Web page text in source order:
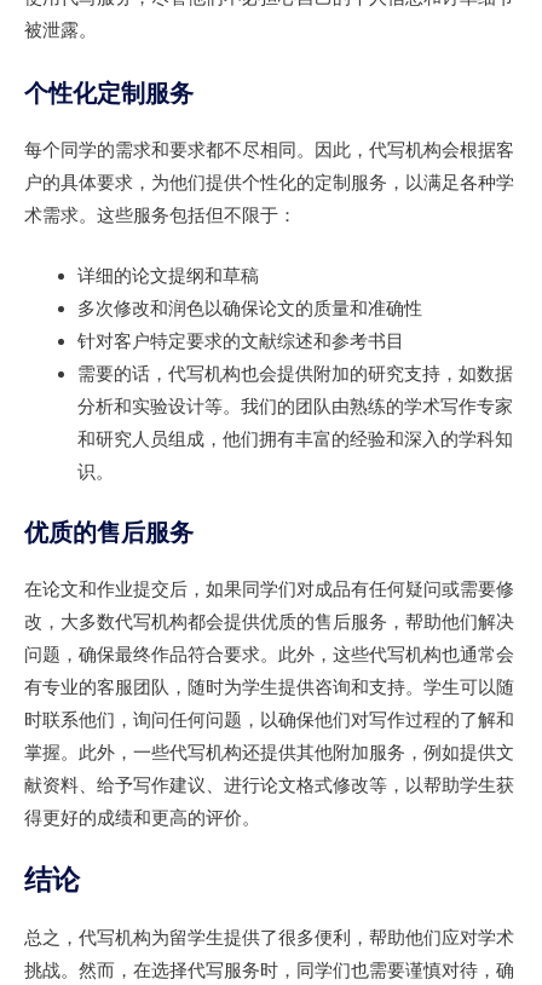
被泄露。
个性化定制服务
每个同学的需求和要求都不尽相同。因此，代写机构会根据客
户的具体要求，为他们提供个性化的定制服务，以满足各种学
术需求。这些服务包括但不限于：
详细的论文提纲和草稿
多次修改和润色以确保论文的质量和准确性
针对客户特定要求的文献综述和参考书目
需要的话，代写机构也会提供附加的研究支持，如数据
分析和实验设计等。我们的团队由熟练的学术写作专家
和研究人员组成，他们拥有丰富的经验和深入的学科知
识。
优质的售后服务
在论文和作业提交后，如果同学们对成品有任何疑问或需要修
改，大多数代写机构都会提供优质的售后服务，帮助他们解决
问题，确保最终作品符合要求。此外，这些代写机构也通常会
有专业的客服团队，随时为学生提供咨询和支持。学生可以随
时联系他们，询问任何问题，以确保他们对写作过程的了解和
掌握。此外，一些代写机构还提供其他附加服务，例如提供文
献资料、给予写作建议、进行论文格式修改等，以帮助学生获
得更好的成绩和更高的评价。
结论
总之，代写机构为留学生提供了很多便利，帮助他们应对学术
挑战。然而，在选择代写服务时，同学们也需要谨慎对待，确